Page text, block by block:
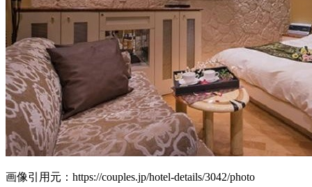
画像引用元：https://couples.jp/hotel-details/3042/photo